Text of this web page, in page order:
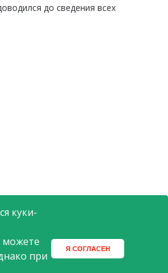
куки-
можете
при
Я СОГЛАСЕН
до сведения всех